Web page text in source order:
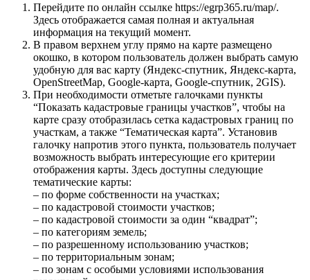
Перейдите по онлайн ссылке https://egrp365.ru/map/.
Здесь отображается самая полная и актуальная
информация на текущий момент.
В правом верхнем углу прямо на карте размещено
окошко, в котором пользователь должен выбрать самую
удобную для вас карту (Яндекс-спутник, Яндекс-карта,
OpenStreetMap, Google-карта, Google-спутник, 2GIS).
При необходимости отметьте галочками пункты
“Показать кадастровые границы участков”, чтобы на
карте сразу отобразилась сетка кадастровых границ по
участкам, а также “Тематическая карта”. Установив
галочку напротив этого пункта, пользователь получает
возможность выбрать интересующие его критерии
отображения карты. Здесь доступны следующие
тематические карты:
– по форме собственности на участках;
– по кадастровой стоимости участков;
– по кадастровой стоимости за один “квадрат”;
– по категориям земель;
– по разрешенному использованию участков;
– по территориальным зонам;
– по зонам с особыми условиями использования